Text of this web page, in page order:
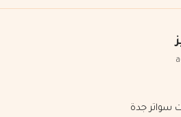
سواتر جدة